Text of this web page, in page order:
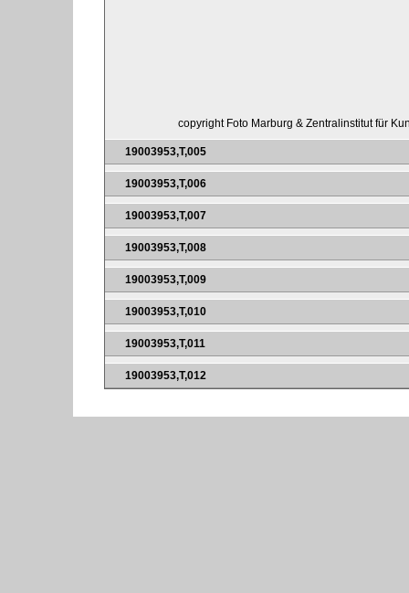
copyright Foto Marburg & Zentralinstitut für
19003953,T,005
19003953,T,006
19003953,T,007
19003953,T,008
19003953,T,009
19003953,T,010
19003953,T,011
19003953,T,012